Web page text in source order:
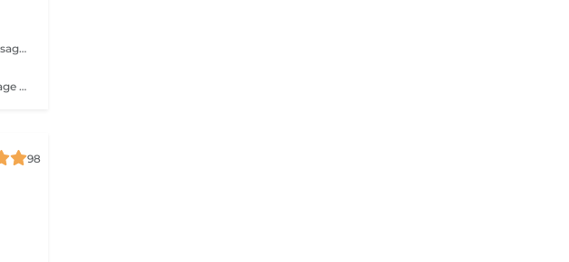
Le Spa Pédicure médicale comprend un gommage et un massage des pieds
Le Spa Beauté des pieds comprend un gommage et un massage des pieds Retrait du vernis semi permanent offert dans la prestation
98